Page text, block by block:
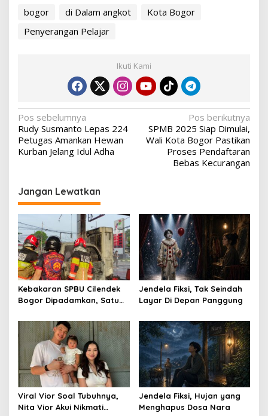
bogor di Dalam angkot
Kota Bogor
Penyerangan Pelajar
Ikuti Kami
Navigasi
pos
Pos sebelumnya
Rudy Susmanto Lepas 224
Petugas Amankan Hewan
Kurban Jelang Idul Adha
Pos berikutnya
SPMB 2025 Siap Dimulai,
Wali Kota Bogor Pastikan
Proses Pendaftaran
Bebas Kecurangan
Jangan Lewatkan
Kebakaran SPBU Cilendek
Bogor Dipadamkan, Satu
Jendela Fiksi, Tak Seindah
Layar Di Depan Panggung
Viral Vior Soal Tubuhnya,
Nita Vior Akui Nikmati
Jendela Fiksi, Hujan yang
Menghapus Dosa Nara